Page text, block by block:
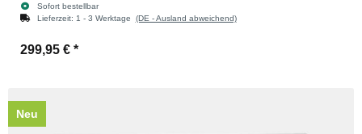
Sofort bestellbar
Lieferzeit: 1 - 3 Werktage (DE - Ausland abweichend)
299,95 € *
Neu